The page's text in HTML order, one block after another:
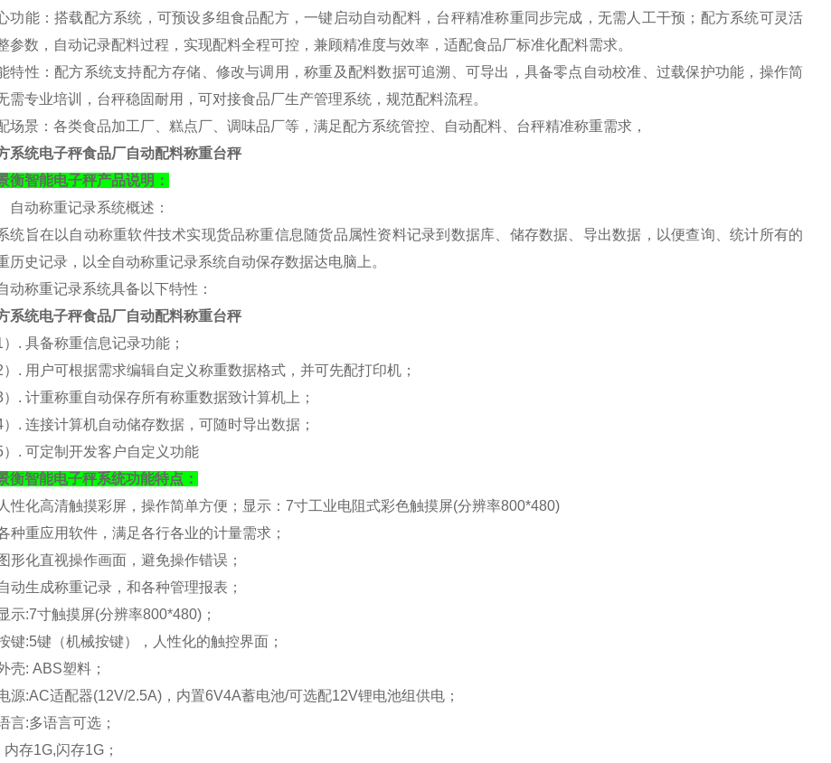
功能：搭载配方系统，可预设多组食品配方，一键启动自动配料，台秤精准称重同步完成，无需人工干预；配方系统可灵活
参数，自动记录配料过程，实现配料全程可控，兼顾精准度与效率，适配食品厂标准化配料需求。
特性：配方系统支持配方存储、修改与调用，称重及配料数据可追溯、可导出，具备零点自动校准、过载保护功能，操作简
需专业培训，台秤稳固耐用，可对接食品厂生产管理系统，规范配料流程。
场景：各类食品加工厂、糕点厂、调味品厂等，满足配方系统管控、自动配料、台秤精准称重需求，
系统电子秤食品厂自动配料称重台秤
衡智能电子秤产品说明：
自动称重记录系统概述：
统旨在以自动称重软件技术实现货品称重信息随货品属性资料记录到数据库、储存数据、导出数据，以便查询、统计所有的
历史记录，以全自动称重记录系统自动保存数据达电脑上。
动称重记录系统具备以下特性：
系统电子秤食品厂自动配料称重台秤
）. 具备称重信息记录功能；
）. 用户可根据需求编辑自定义称重数据格式，并可先配打印机；
）. 计重称重自动保存所有称重数据致计算机上；
）. 连接计算机自动储存数据，可随时导出数据；
）. 可定制开发客户自定义功能
衡智能电子秤系统功能特点：
性化高清触摸彩屏，操作简单方便； 显示： 7寸工业电阻式彩色触摸屏(分辨率800*480)
种重应用软件，满足各行各业的计量需求；
形化直视操作画面，避免操作错误；
动生成称重记录，和各种管理报表；
示:7寸触摸屏(分辨率800*480)；
键:5键（机械按键），人性化的触控界面；
壳: ABS塑料；
源:AC适配器(12V/2.5A)，内置6V4A蓄电池/可选配12V锂电池组供电；
言:多语言可选；
内存1G,闪存1G；